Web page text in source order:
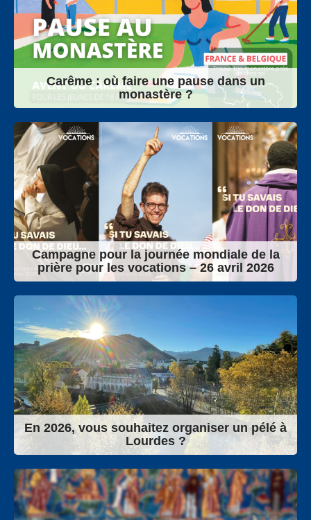
Carême : où faire une pause dans un
monastère ?
Campagne pour la journée mondiale de la
prière pour les vocations – 26 avril 2026
En 2026, vous souhaitez organiser un pélé à
Lourdes ?